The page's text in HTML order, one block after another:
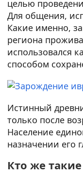
целью
Для общения,
Какие именно,
региона
использовался
способом
Истинный
только после
Население
назначении его
Кто же